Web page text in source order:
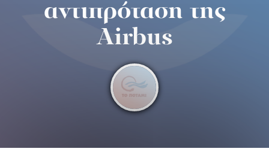
αντιπρόταση της
Airbus